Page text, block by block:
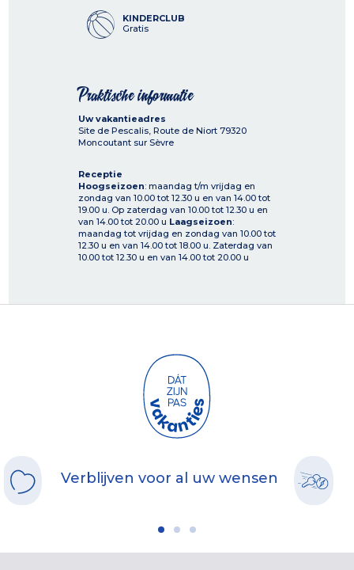
KINDERCLUB
Gratis
Praktische informatie
Uw vakantieadres
Site de Pescalis, Route de Niort 79320
Moncoutant sur Sèvre
Receptie
Hoogseizoen: maandag t/m vrijdag en
zondag van 10.00 tot 12.30 u en van 14.00 tot
19.00 u. Op zaterdag van 10.00 tot 12.30 u en
van 14.00 tot 20.00 u Laagseizoen:
maandag tot vrijdag en zondag van 10.00 tot
12.30 u en van 14.00 tot 18.00 u. Zaterdag van
10.00 tot 12.30 u en van 14.00 tot 20.00 u
Verblijven voor al uw wensen